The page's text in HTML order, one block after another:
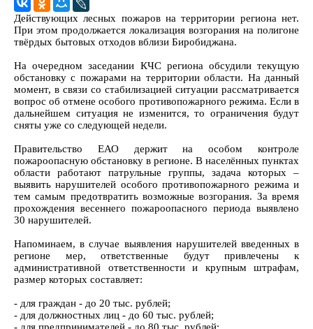
Действующих лесных пожаров на территории региона нет.
При этом продолжается локализация возгорания на полигоне
твёрдых бытовых отходов вблизи Биробиджана.
На очередном заседании КЧС региона обсудили текущую
обстановку с пожарами на территории области. На данный
момент, в связи со стабилизацией ситуации рассматривается
вопрос об отмене особого противопожарного режима. Если в
дальнейшем ситуация не изменится, то ограничения будут
сняты уже со следующей недели.
Правительство ЕАО держит на особом контроле
пожароопасную обстановку в регионе. В населённых пунктах
области работают патрульные группы, задача которых –
выявить нарушителей особого противопожарного режима и
тем самым предотвратить возможные возгорания. За время
прохождения весеннего пожароопасного периода выявлено
30 нарушителей.
Напоминаем, в случае выявления нарушителей введенных в
регионе мер, ответственные будут привлечены к
административной ответственности и крупным штрафам,
размер которых составляет:
- для граждан - до 20 тыс. рублей;
- для должностных лиц - до 60 тыс. рублей;